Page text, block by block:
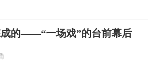
成的——“一场戏”的台前幕后